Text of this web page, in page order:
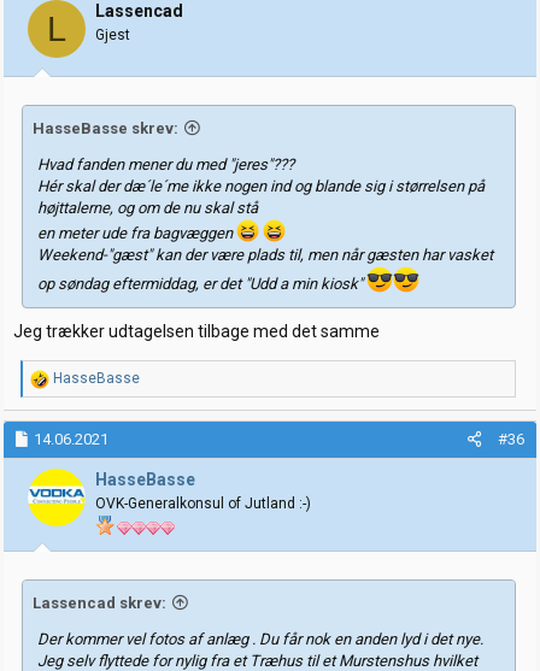
L Lassencad
Gjest
HasseBasse skrev:
Hvad fanden mener du med "jeres"???
Hér skal der dæ´le´me ikke nogen ind og blande sig i størrelsen på
højttalerne, og om de nu skal stå
en meter ude fra bagvæggen
Weekend-"gæst" kan der være plads til, men når gæsten har vasket
op søndag eftermiddag, er det "Udd a min kiosk"
Jeg trækker udtagelsen tilbage med det samme
R
e
a
k
s
j
o
e
r
HasseBasse
14.06.2021 #36
HasseBasse
OVK-Generalkonsul of Jutland :-)
Lassencad skrev:
Der kommer vel fotos af anlæg . Du får nok en anden lyd i det nye.
Jeg selv flyttede for nylig fra et Træhus til et Murstenshus hvilket